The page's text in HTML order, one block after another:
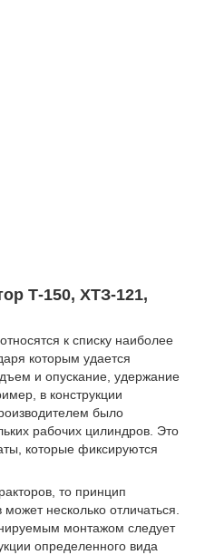
Т-150, ХТЗ-121,
к списку наиболее
которым удается
и опускание, удержание
в конструкции
было
рабочих цилиндров. Это
которые фиксируются
то принцип
несколько отличаться.
монтажом следует
определенного вида